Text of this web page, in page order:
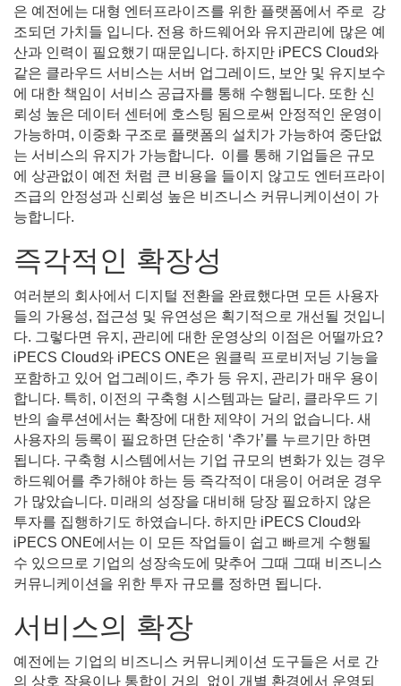
은 예전에는 대형 엔터프라이즈를 위한 플랫폼에서 주로 강
조되던 가치들 입니다. 전용 하드웨어와 유지관리에 많은 예
산과 인력이 필요했기 때문입니다. 하지만 iPECS Cloud와
같은 클라우드 서비스는 서버 업그레이드, 보안 및 유지보수
에 대한 책임이 서비스 공급자를 통해 수행됩니다. 또한 신
뢰성 높은 데이터 센터에 호스팅 됨으로써 안정적인 운영이
가능하며, 이중화 구조로 플랫폼의 설치가 가능하여 중단없
는 서비스의 유지가 가능합니다. 이를 통해 기업들은 규모
에 상관없이 예전 처럼 큰 비용을 들이지 않고도 엔터프라이
즈급의 안정성과 신뢰성 높은 비즈니스 커뮤니케이션이 가
능합니다.
즉각적인 확장성
여러분의 회사에서 디지털 전환을 완료했다면 모든 사용자
들의 가용성, 접근성 및 유연성은 획기적으로 개선될 것입니
다. 그렇다면 유지, 관리에 대한 운영상의 이점은 어떨까요?
iPECS Cloud와 iPECS ONE은 원클릭 프로비저닝 기능을
포함하고 있어 업그레이드, 추가 등 유지, 관리가 매우 용이
합니다. 특히, 이전의 구축형 시스템과는 달리, 클라우드 기
반의 솔루션에서는 확장에 대한 제약이 거의 없습니다. 새
사용자의 등록이 필요하면 단순히 ‘추가’를 누르기만 하면
됩니다. 구축형 시스템에서는 기업 규모의 변화가 있는 경우
하드웨어를 추가해야 하는 등 즉각적이 대응이 어려운 경우
가 많았습니다. 미래의 성장을 대비해 당장 필요하지 않은
투자를 집행하기도 하였습니다. 하지만 iPECS Cloud와
iPECS ONE에서는 이 모든 작업들이 쉽고 빠르게 수행될
수 있으므로 기업의 성장속도에 맞추어 그때 그때 비즈니스
커뮤니케이션을 위한 투자 규모를 정하면 됩니다.
서비스의 확장
예전에는 기업의 비즈니스 커뮤니케이션 도구들은 서로 간
의 상호 작용이나 통합이 거의 없이 개별 환경에서 운영되